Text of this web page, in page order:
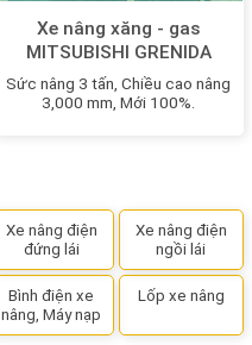
Xe nâng xăng - gas
MITSUBISHI GRENIDA
FGE30N MỚI 100%
Sức nâng 3 tấn, Chiều cao nâng
3,000 mm, Mới 100%.
Xe nâng điện
đứng lái
Xe nâng điện
ngồi lái
Bình điện xe
nâng, Máy nạp
Lốp xe nâng